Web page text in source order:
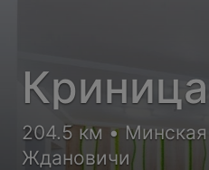
Криница
204.5 км •
Ждановичи